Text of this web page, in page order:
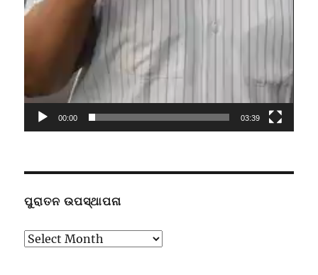
00:00 03:39
ପୁରାତନ ଉପସ୍ଥାପନା
ପୁରାତନ